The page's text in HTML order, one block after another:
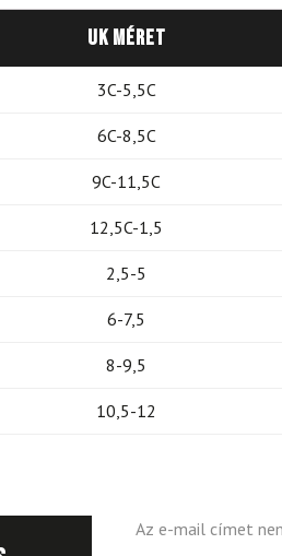
UK méret
3C-5,5C
6C-8,5C
9C-11,5C
12,5C-1,5
2,5-5
6-7,5
8-9,5
10,5-12
Az e-mail címet